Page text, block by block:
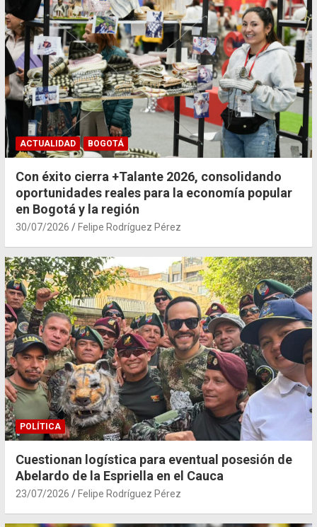
ACTUALIDAD BOGOTÁ
Con éxito cierra +Talante 2026, consolidando
oportunidades reales para la economía popular
en Bogotá y la región
30/07/2026 Felipe Rodríguez Pérez
POLÍTICA
Cuestionan logística para eventual posesión de
Abelardo de la Espriella en el Cauca
23/07/2026 Felipe Rodríguez Pérez